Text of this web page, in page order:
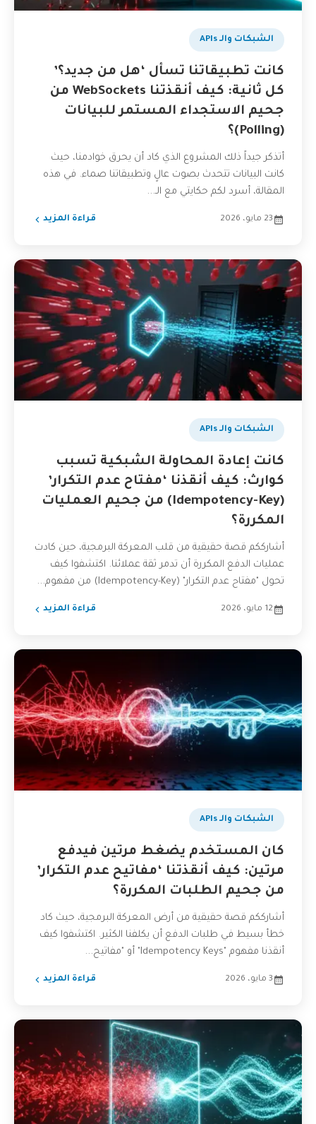
الشبكات والـ APIs
كانت تطبيقاتنا تسأل ‘هل من جديد؟’
كل ثانية: كيف أنقذتنا WebSockets من
جحيم الاستجداء المستمر للبيانات
(Polling)؟
أتذكر جيداً ذلك المشروع الذي كاد أن يحرق خوادمنا، حيث
كانت البيانات تتحدث بصوت عالٍ وتطبيقاتنا صماء. في هذه
المقالة، أسرد لكم حكايتي مع الـ...
23 مايو، 2026 قراءة المزيد
الشبكات والـ APIs
كانت إعادة المحاولة الشبكية تسبب
كوارث: كيف أنقذنا ‘مفتاح عدم التكرار’
(Idempotency-Key) من جحيم العمليات
المكررة؟
أشارككم قصة حقيقية من قلب المعركة البرمجية، حين كادت
عمليات الدفع المكررة أن تدمر ثقة عملائنا. اكتشفوا كيف
تحول "مفتاح عدم التكرار" (Idempotency-Key) من مفهوم...
12 مايو، 2026 قراءة المزيد
الشبكات والـ APIs
كان المستخدم يضغط مرتين فيدفع
مرتين: كيف أنقذتنا ‘مفاتيح عدم التكرار’
من جحيم الطلبات المكررة؟
أشارككم قصة حقيقية من أرض المعركة البرمجية، حيث كاد
خطأ بسيط في طلبات الدفع أن يكلفنا الكثير. اكتشفوا كيف
أنقذنا مفهوم "Idempotency Keys" أو "مفاتيح...
3 مايو، 2026 قراءة المزيد